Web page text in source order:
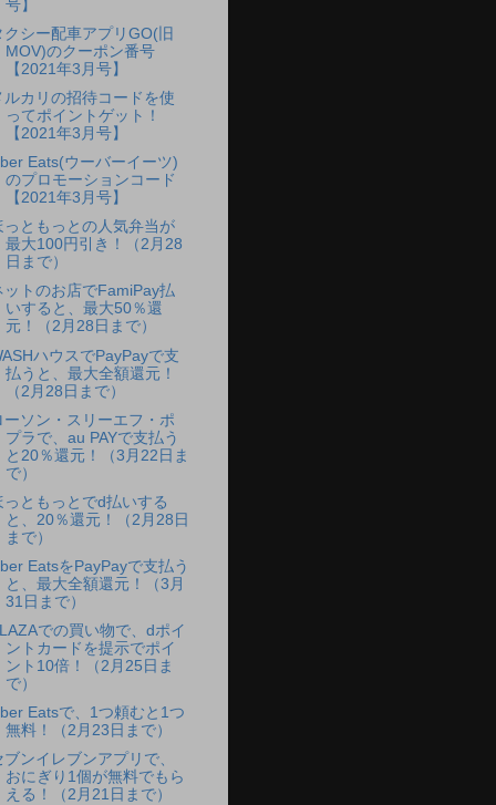
号】
クシー配車アプリGO(旧
MOV)のクーポン番号
【2021年3月号】
ルカリの招待コードを使
ってポイントゲット！
【2021年3月号】
Eats(ウーバーイーツ)
のプロモーションコード
【2021年3月号】
っともっとの人気弁当が
最大100円引き！（2月28
日まで）
ットのお店でFamiPay払
いすると、最大50％還
元！（2月28日まで）
ハウスでPayPayで支
払うと、最大全額還元！
（2月28日まで）
ーソン・スリーエフ・ポ
プラで、au PAYで支払う
と20％還元！（3月22日ま
で）
っともっとでd払いする
と、20％還元！（2月28日
まで）
EatsをPayPayで支払う
と、最大全額還元！（3月
31日まで）
での買い物で、dポイ
ントカードを提示でポイ
ント10倍！（2月25日ま
で）
Eatsで、1つ頼むと1つ
無料！（2月23日まで）
ブンイレブンアプリで、
おにぎり1個が無料でもら
える！（2月21日まで）